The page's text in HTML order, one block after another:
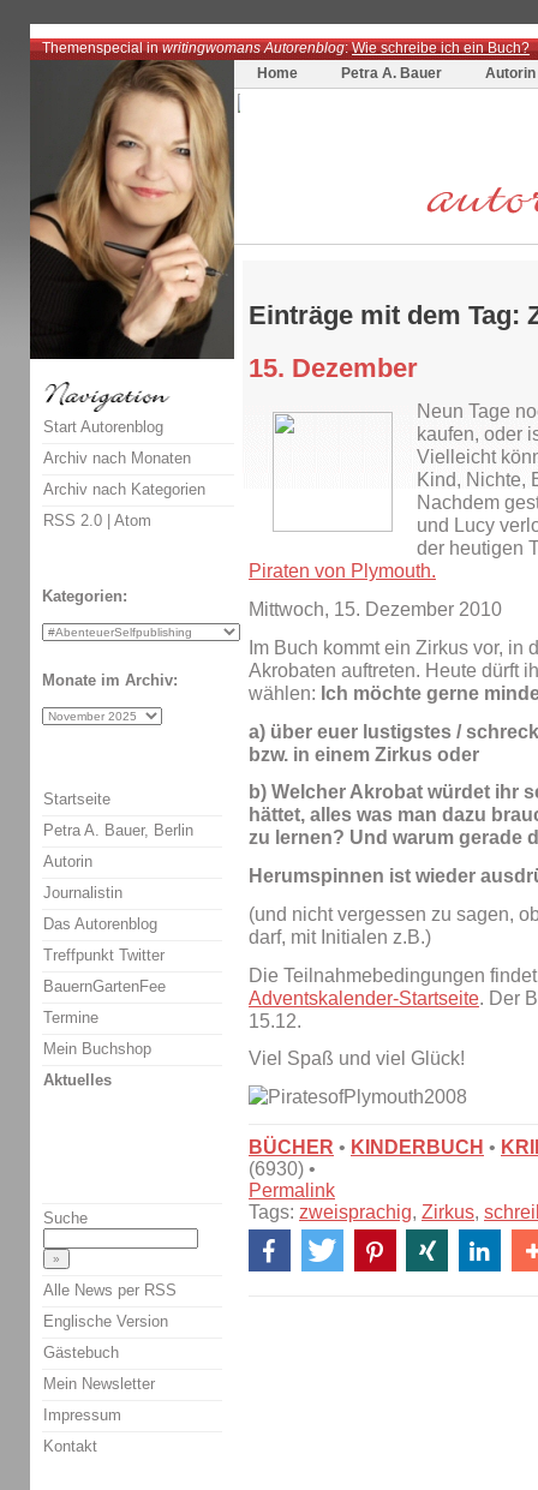
Themenspecial inwritingwomans Autorenblog:Wie schreibe ich ein Buch?
Home
Petra A. Bauer Autorin
Einträge mit dem Tag:
15. Dezember
Neun Tage
kaufen, oder
Vielleicht
Kind, Nichte,
Nachdem
und Lucy
der heutigen
Piraten von Plymouth.
Mittwoch, 15. Dezember 2010
Im Buch kommt ein Zirkus vor,
Akrobaten auftreten. Heute dürft
wählen: Ich möchte gerne
a) über euer lustigstes /
bzw. in einem Zirkus oder
b) Welcher Akrobat würdet ihr
hättet, alles was man dazu
zu lernen? Und warum gerade
Herumspinnen ist wieder
(und nicht vergessen zu sagen,
darf, mit Initialen z.B.)
Die Teilnahmebedingungen
Adventskalender-Startseite. Der
15.12.
Viel Spaß und viel Glück!
BÜCHER • KINDERBUCH •
(6930) •
Permalink
Tags: zweisprachig, Zirkus,
Start Autorenblog
Archiv nach Monaten
Archiv nach Kategorien
RSS 2.0 | Atom
Kategorien:
Monate im Archiv:
Startseite
Petra A. Bauer, Berlin
Autorin
Journalistin
Das Autorenblog
Treffpunkt Twitter
BauernGartenFee
Termine
Mein Buchshop
Aktuelles
Suche
Alle News per RSS
Englische Version
Gästebuch
Mein Newsletter
Impressum
Kontakt